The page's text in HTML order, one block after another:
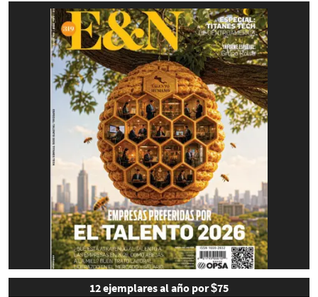
12 ejemplares al año por $75